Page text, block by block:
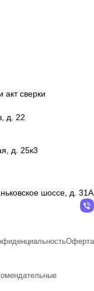
сверки
д. 22
д. 25к3
шоссе, д. 31А
Оферта